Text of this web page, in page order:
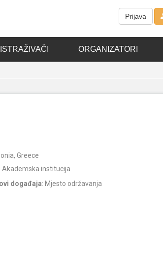
Prijava
ISTRAŽIVAČI ORGANIZATORI
Greece
Akademska institucija
događaja: Mjesto održavanja